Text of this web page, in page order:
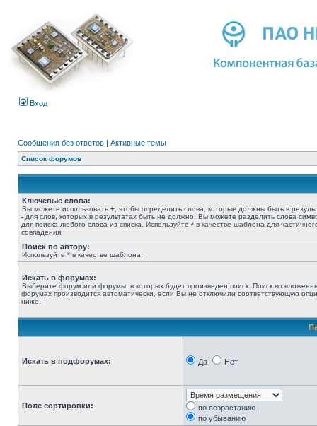
Вход
Сообщения без ответов | Активные темы
Список форумов
Ключевые слова:
Вы можете использовать + , чтобы определить слова, которые должны быть в
- для слов, которых в результатах быть не должно. Вы можете разделить слова
для поиска любого слова из списка. Используйте * в качестве шаблона для
совпадения.
Поиск по автору:
Используйте * в качестве шаблона.
Искать в форумах:
Выберите форум или форумы, в которых будет произведен поиск. Поиск во
форумах производится автоматически, если Вы не отключили соответствующую
ниже.
Искать в подфорумах: Да Нет
Поле сортировки:
по возрастанию
по убыванию